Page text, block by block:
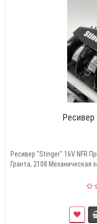
Ресивер
Ресивер "Stinger" 16V NFR
Гранта, 2108 Механическая